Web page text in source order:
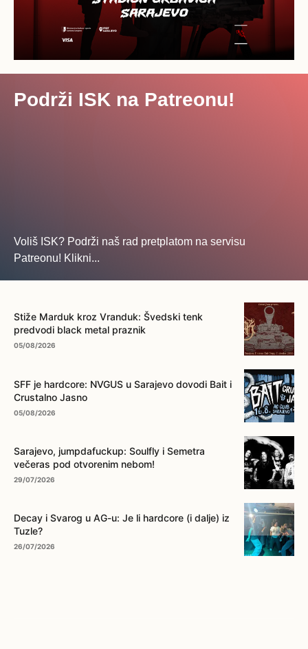
Podrži ISK na Patreonu!
Voliš ISK? Podrži naš rad pretplatom na servisu
Patreonu! Klikni...
Stiže Marduk kroz Vranduk: Švedski tenk
predvodi black metal praznik
05/08/2026
SFF je hardcore: NVGUS u Sarajevo dovodi Bait i
Crustalno Jasno
05/08/2026
Sarajevo, jumpdafuckup: Soulfly i Semetra
večeras pod otvorenim nebom!
29/07/2026
Decay i Svarog u AG-u: Je li hardcore (i dalje) iz
Tuzle?
26/07/2026